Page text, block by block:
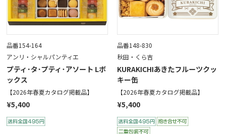
品番154-164
アンリ・シャルパンティエ
プティ･タ･プティ･アソート Lボ
ックス
【2026年春夏カタログ掲載品】
¥5,400
品番148-830
秋田・くら吉
KURAKICHIあきたフルーツクッ
キー缶
【2026年春夏カタログ掲載品】
¥5,400